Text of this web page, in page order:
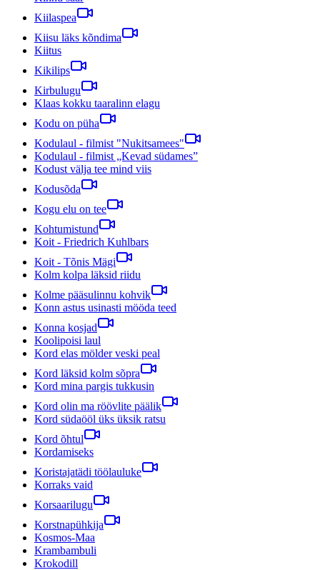
Kiilaspea
Kiisu läks kõndima
Kiitus
Kikilips
Kirbulugu
Klaas kokku taaralinn elagu
Kodu on püha
Kodulaul - filmist "Nukitsamees"
Kodulaul - filmist „Kevad südames”
Kodust välja tee mind viis
Kodusõda
Kogu elu on tee
Kohtumistund
Koit - Friedrich Kuhlbars
Koit - Tõnis Mägi
Kolm kolpa läksid riidu
Kolme pääsulinnu kohvik
Konn astus usinasti mööda teed
Konna kosjad
Koolipoisi laul
Kord elas mölder veski peal
Kord läksid kolm sõpra
Kord mina pargis tukkusin
Kord olin ma röövlite päälik
Kord südaööl üks üksik ratsu
Kord õhtul
Kordamiseks
Koristajatädi töölauluke
Korraks vaid
Korsaarilugu
Korstnapühkija
Kosmos-Maa
Krambambuli
Krokodill